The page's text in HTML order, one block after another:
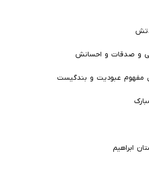
و صدقات و احسانش
مفهوم عبودیت و بندگیست
ابراهیم